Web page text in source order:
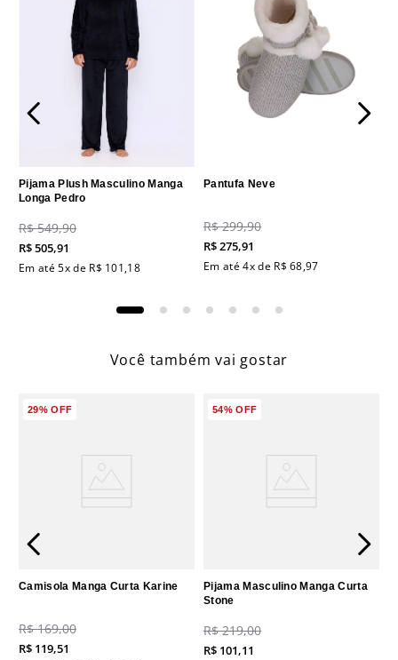
Pijama Plush Masculino Manga
Longa Pedro
R$ 549,90
R$505,91
Em até5x de R$ 101,18
Pantufa Neve
R$ 299,90
R$275,91
Em até4x de R$ 68,97
Você também vai gostar
29%OFF
Camisola Manga Curta Karine
R$ 169,00
R$ 119,51
54%OFF
Pijama Masculino Manga Curta
Stone
R$ 219,00
R$ 101,11